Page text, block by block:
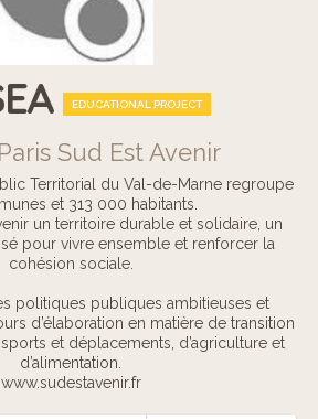
EDUCATIONAL PROJECT
Sud Est Avenir
Territorial du Val-de-Marne regroupe
et 313 000 habitants.
un territoire durable et solidaire, un
pour vivre ensemble et renforcer la
cohésion sociale.
politiques publiques ambitieuses et
d’élaboration en matière de transition
et déplacements, d’agriculture et
d’alimentation.
www.sudestavenir.fr